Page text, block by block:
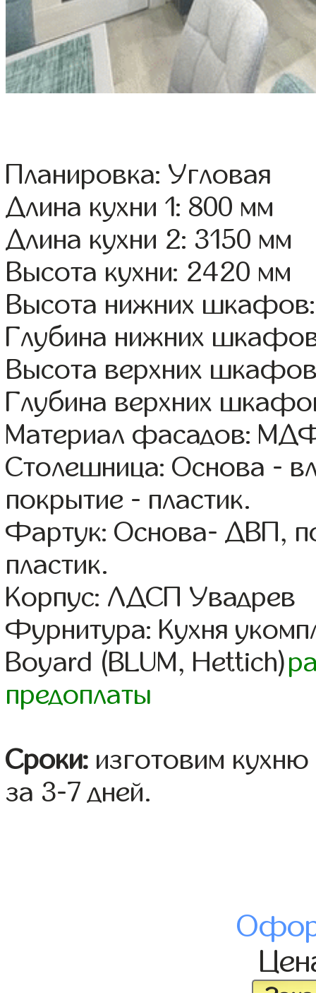
Планировка: Угловая
Длина кухни 1: 800 мм
Длина кухни 2: 3150 мм
Высота кухни: 2420 мм
Высота нижних
Глубина нижних
Высота верхних
Глубина верхних
Материал фасадов:
Столешница: Основа -
покрытие - пластик.
Фартук: Основа- ДВП,
пластик.
Корпус: ЛДСП Увадрев
Фурнитура: Кухня
Boyard (BLUM, Hettich)
предоплаты
Сроки: изготовим
за 3-7 дней.